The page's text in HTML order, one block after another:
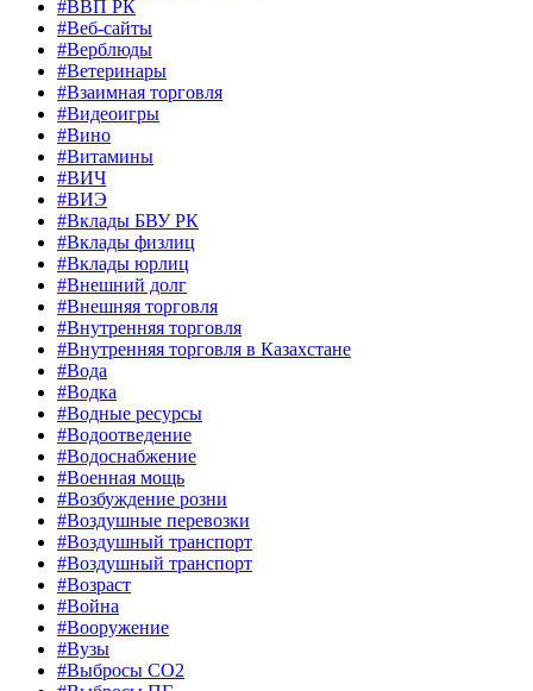
#ВВП РК
#Веб-сайты
#Верблюды
#Ветеринары
#Взаимная торговля
#Видеоигры
#Вино
#Витамины
#ВИЧ
#ВИЭ
#Вклады БВУ РК
#Вклады физлиц
#Вклады юрлиц
#Внешний долг
#Внешняя торговля
#Внутренняя торговля
#Внутренняя торговля в Казахстане
#Вода
#Водка
#Водные ресурсы
#Водоотведение
#Водоснабжение
#Военная мощь
#Возбуждение розни
#Воздушные перевозки
#Воздушный транспорт
#Воздушный транспорт
#Возраст
#Война
#Вооружение
#Вузы
#Выбросы CO2